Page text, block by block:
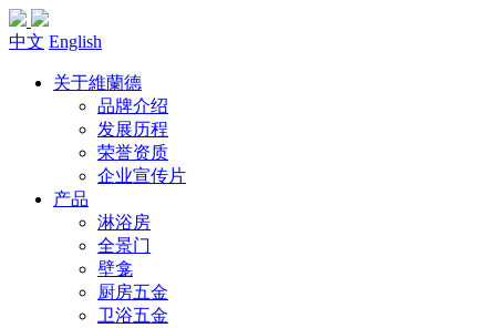
中文 English
关于維蘭德
品牌介绍
发展历程
荣誉资质
企业宣传片
产品
淋浴房
全景门
壁龛
厨房五金
卫浴五金